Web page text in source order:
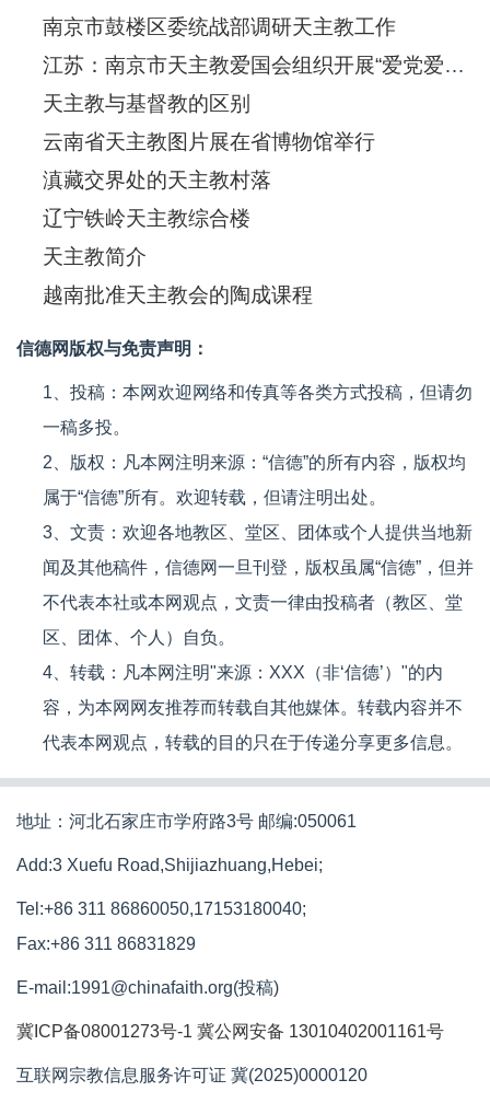
南京市鼓楼区委统战部调研天主教工作
江苏：南京市天主教爱国会组织开展“爱党爱国爱社会主义”主题教育活动
天主教与基督教的区别
云南省天主教图片展在省博物馆举行
滇藏交界处的天主教村落
辽宁铁岭天主教综合楼
天主教简介
越南批准天主教会的陶成课程
信德网版权与免责声明：
1、投稿：本网欢迎网络和传真等各类方式投稿，但请勿
一稿多投。
2、版权：凡本网注明来源：“信德”的所有内容，版权均
属于“信德”所有。欢迎转载，但请注明出处。
3、文责：欢迎各地教区、堂区、团体或个人提供当地新
闻及其他稿件，信德网一旦刊登，版权虽属“信德”，但并
不代表本社或本网观点，文责一律由投稿者（教区、堂
区、团体、个人）自负。
4、转载：凡本网注明"来源：XXX（非‘信德’）"的内
容，为本网网友推荐而转载自其他媒体。转载内容并不
代表本网观点，转载的目的只在于传递分享更多信息。
地址：河北石家庄市学府路3号 邮编:050061
Add:3 Xuefu Road,Shijiazhuang,Hebei;
Tel:+86 311 86860050,17153180040;
Fax:+86 311 86831829
E-mail:1991@chinafaith.org(投稿)
冀ICP备08001273号-1 冀公网安备 13010402001161号
互联网宗教信息服务许可证 冀(2025)0000120